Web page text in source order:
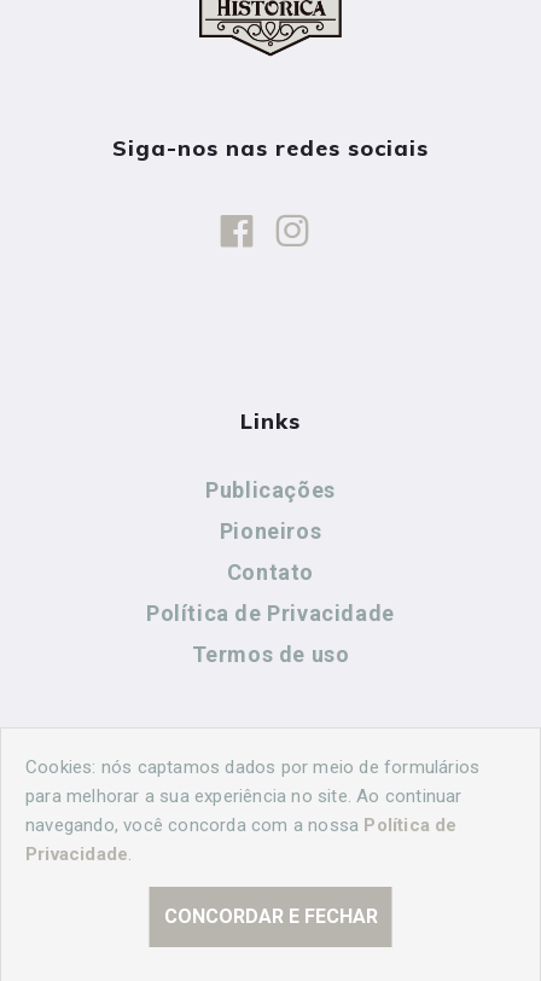
Siga-nos nas redes sociais
Links
Publicações
Pioneiros
Contato
Política de Privacidade
Termos de uso
Contato
(44) 99883-8883
Cookies: nós captamos dados por meio de formulários
para melhorar a sua experiência no site. Ao continuar
navegando, você concorda com a nossa Política de
Privacidade.
CONCORDAR E FECHAR